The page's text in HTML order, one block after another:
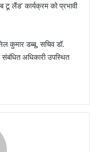
लैंड’ कार्यक्रम को प्रभावी
कुमार डब्बू, सचिव डॉ.
अधिकारी उपस्थित